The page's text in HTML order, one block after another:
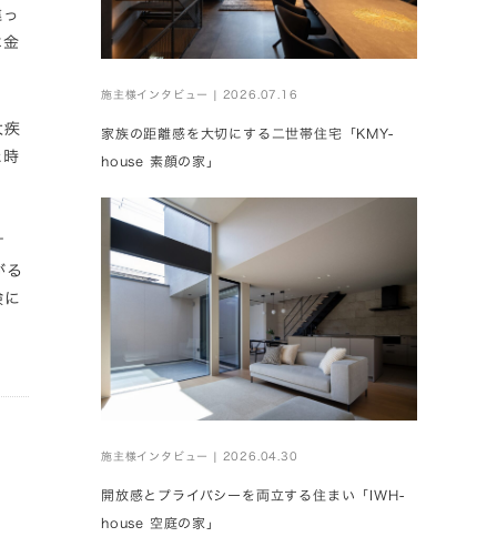
金
疾
時
る
に
施主様インタビュー | 2026.07.16
家族の距離感を大切にする二世帯住宅「KMY-
house 素顔の家」
施主様インタビュー | 2026.04.30
開放感とプライバシーを両立する住まい「IWH-
house 空庭の家」